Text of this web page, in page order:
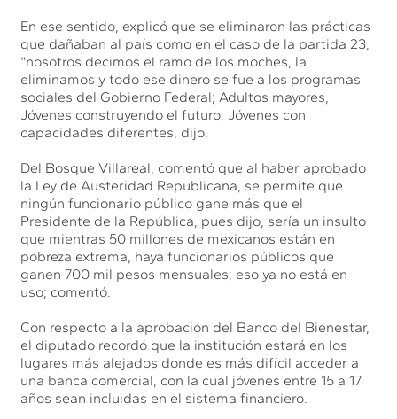
En ese sentido, explicó que se eliminaron las prácticas
que dañaban al país como en el caso de la partida 23,
“nosotros decimos el ramo de los moches, la
eliminamos y todo ese dinero se fue a los programas
sociales del Gobierno Federal; Adultos mayores,
Jóvenes construyendo el futuro, Jóvenes con
capacidades diferentes, dijo.
Del Bosque Villareal, comentó que al haber aprobado
la Ley de Austeridad Republicana, se permite que
ningún funcionario público gane más que el
Presidente de la República, pues dijo, sería un insulto
que mientras 50 millones de mexicanos están en
pobreza extrema, haya funcionarios públicos que
ganen 700 mil pesos mensuales; eso ya no está en
uso; comentó.
Con respecto a la aprobación del Banco del Bienestar,
el diputado recordó que la institución estará en los
lugares más alejados donde es más difícil acceder a
una banca comercial, con la cual jóvenes entre 15 a 17
años sean incluidas en el sistema financiero.